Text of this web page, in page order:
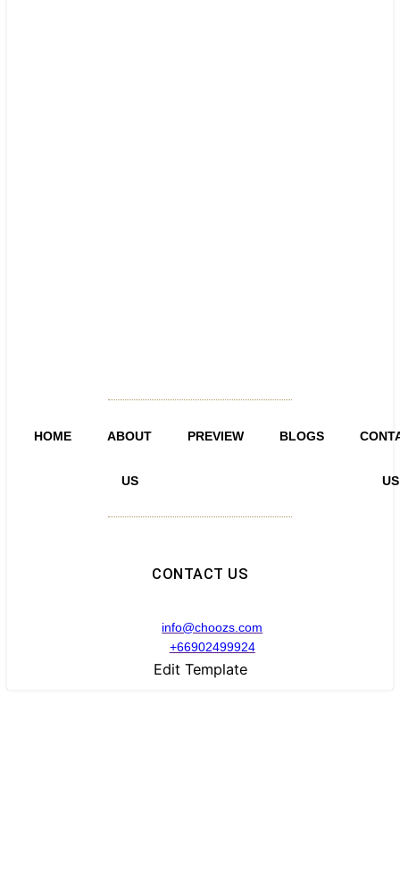
HOME ABOUT
US
PREVIEW BLOGS
US
CONTACT US
info@choozs.com
+66902499924
Edit Template